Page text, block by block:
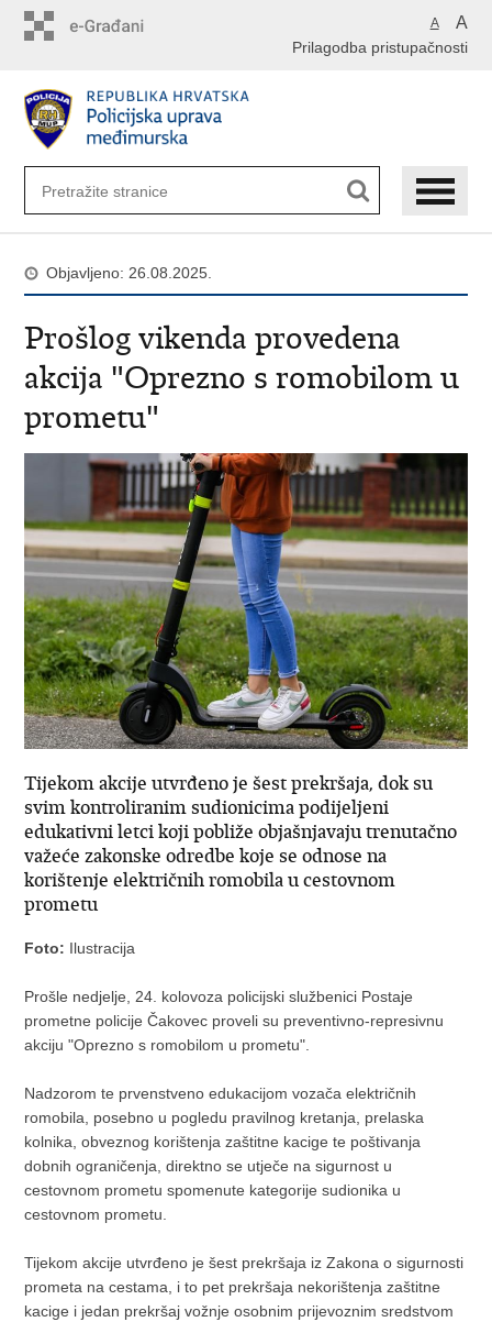
A A
Prilagodba pristupačnosti
Objavljeno: 26.08.2025.
Prošlog vikenda provedena
akcija "Oprezno s romobilom u
prometu"
Tijekom akcije utvrđeno je šest prekršaja, dok su
svim kontroliranim sudionicima podijeljeni
edukativni letci koji pobliže objašnjavaju trenutačno
važeće zakonske odredbe koje se odnose na
korištenje električnih romobila u cestovnom
prometu
Foto: Ilustracija
Prošle nedjelje, 24. kolovoza policijski službenici Postaje
prometne policije Čakovec proveli su preventivno-represivnu
akciju "Oprezno s romobilom u prometu".
Nadzorom te prvenstveno edukacijom vozača električnih
romobila, posebno u pogledu pravilnog kretanja, prelaska
kolnika, obveznog korištenja zaštitne kacige te poštivanja
dobnih ograničenja, direktno se utječe na sigurnost u
cestovnom prometu spomenute kategorije sudionika u
cestovnom prometu.
Tijekom akcije utvrđeno je šest prekršaja iz Zakona o sigurnosti
prometa na cestama, i to pet prekršaja nekorištenja zaštitne
kacige i jedan prekršaj vožnje osobnim prijevoznim sredstvom